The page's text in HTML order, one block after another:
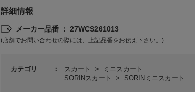
詳細情報
メーカー品番 ： 27WCS261013
(店舗でお問い合わせの際には、上記品番をお伝え下さい。)
カテゴリ スカート >
ミニスカート
SORINスカート
> SORINミニスカート